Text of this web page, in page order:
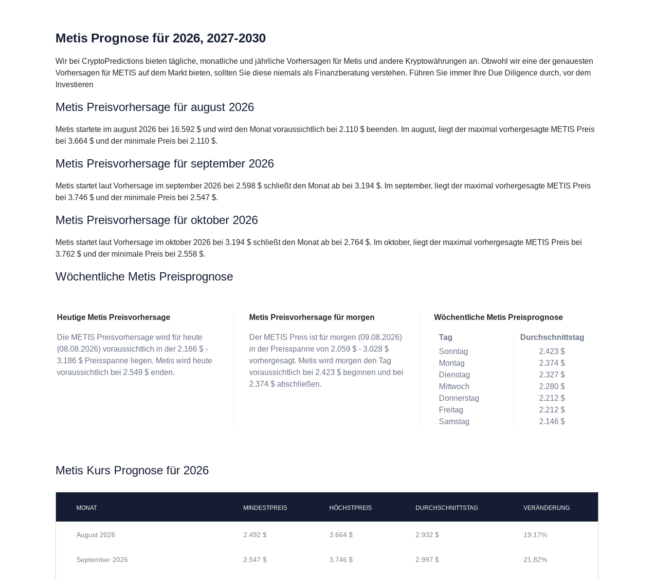
Metis Prognose für 2026, 2027-2030
Wir bei CryptoPredictions bieten tägliche, monatliche und jährliche Vorhersagen für Metis und andere Kryptowährungen an. Obwohl wir eine der genauesten
Vorhersagen für METIS auf dem Markt bieten, sollten Sie diese niemals als Finanzberatung verstehen. Führen Sie immer Ihre Due Diligence durch, vor dem
Investieren
Metis Preisvorhersage für august 2026
Metis startete im august 2026 bei 16.592 $ und wird den Monat voraussichtlich bei 2.110 $ beenden. Im august, liegt der maximal vorhergesagte METIS Preis
bei 3.664 $ und der minimale Preis bei 2.110 $.
Metis Preisvorhersage für september 2026
Metis startet laut Vorhersage im september 2026 bei 2.598 $ schließt den Monat ab bei 3.194 $. Im september, liegt der maximal vorhergesagte METIS Preis
bei 3.746 $ und der minimale Preis bei 2.547 $.
Metis Preisvorhersage für oktober 2026
Metis startet laut Vorhersage im oktober 2026 bei 3.194 $ schließt den Monat ab bei 2.764 $. Im oktober, liegt der maximal vorhergesagte METIS Preis bei
3.762 $ und der minimale Preis bei 2.558 $.
Wöchentliche Metis Preisprognose
Heutige Metis Preisvorhersage
Die METIS Preisvorhersage wird für heute
(08.08.2026) voraussichtlich in der 2.166 $ -
3.186 $ Preisspanne liegen. Metis wird heute
voraussichtlich bei 2.549 $ enden.
Metis Preisvorhersage für morgen
Der METIS Preis ist für morgen (09.08.2026)
in der Preisspanne von 2.059 $ - 3.028 $
vorhergesagt. Metis wird morgen den Tag
voraussichtlich bei 2.423 $ beginnen und bei
2.374 $ abschließen.
Wöchentliche Metis Preisprognose
Tag
Sonntag
Montag
Dienstag
Mittwoch
Donnerstag
Freitag
Samstag
Durchschnittstag
2.423 $
2.374 $
2.327 $
2.280 $
2.212 $
2.212 $
2.146 $
Metis Kurs Prognose für 2026
MONAT MINDESTPREIS HÖCHSTPREIS DURCHSCHNITTSTAG VERÄNDERUNG
August 2026 2.492 $ 3.664 $ 2.932 $ 19,17%
September 2026 2.547 $ 3.746 $ 2.997 $ 21,82%